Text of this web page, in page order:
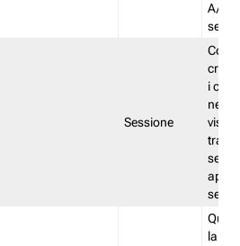
A/B.
Sessione
i
nel
la